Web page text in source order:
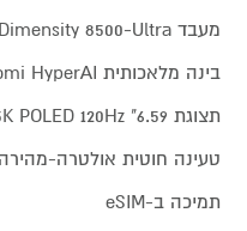
מעבד MediaTek Dimensity 8500-Ultra
בינה מלאכותית Xiaomi HyperAI
תצוגת 6.59" 1.5K POLED 120Hz
טעינה חוטית אולטרה-מהירה 67W
תמיכה ב-eSIM